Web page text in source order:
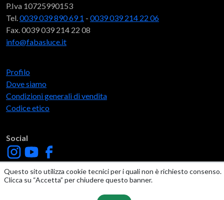
Questo sito utilizza cookie tecnici per i quali non è richiesto consenso.
Clicca su “Accetta” per chiudere questo banner.
P.Iva 10725990153
Tel.0039 039 890 69 1 - 0039 039 214 22 06
Fax. 0039 039 214 22 08
info@fabasluce.it
Profilo
Dove siamo
Condizioni generali di vendita
Codice etico
Social